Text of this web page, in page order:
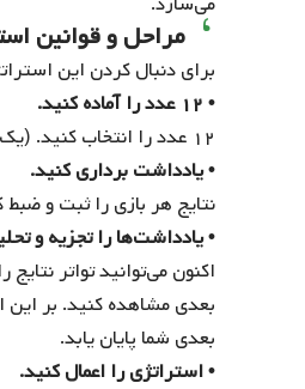
مراحل و قوانین
برای دنبال کردن این
• ۱۲ عدد را آماده کنید.
۱۲ عدد را انتخاب کنید. (یک دوجین یا یک ستون یا اعداد مختلط، بستگی به شما دارد)
• یادداشت برداری کنید.
نتایج هر بازی را ثبت و ضبط
• یادداشت‌ها را تجزیه و
بعدی مشاهده کنید. بر این
بعدی شما پایان یابد.
• استراتژی را اعمال کنید.